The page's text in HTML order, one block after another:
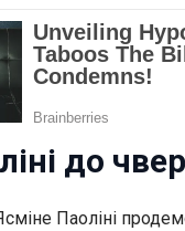
до
Паоліні